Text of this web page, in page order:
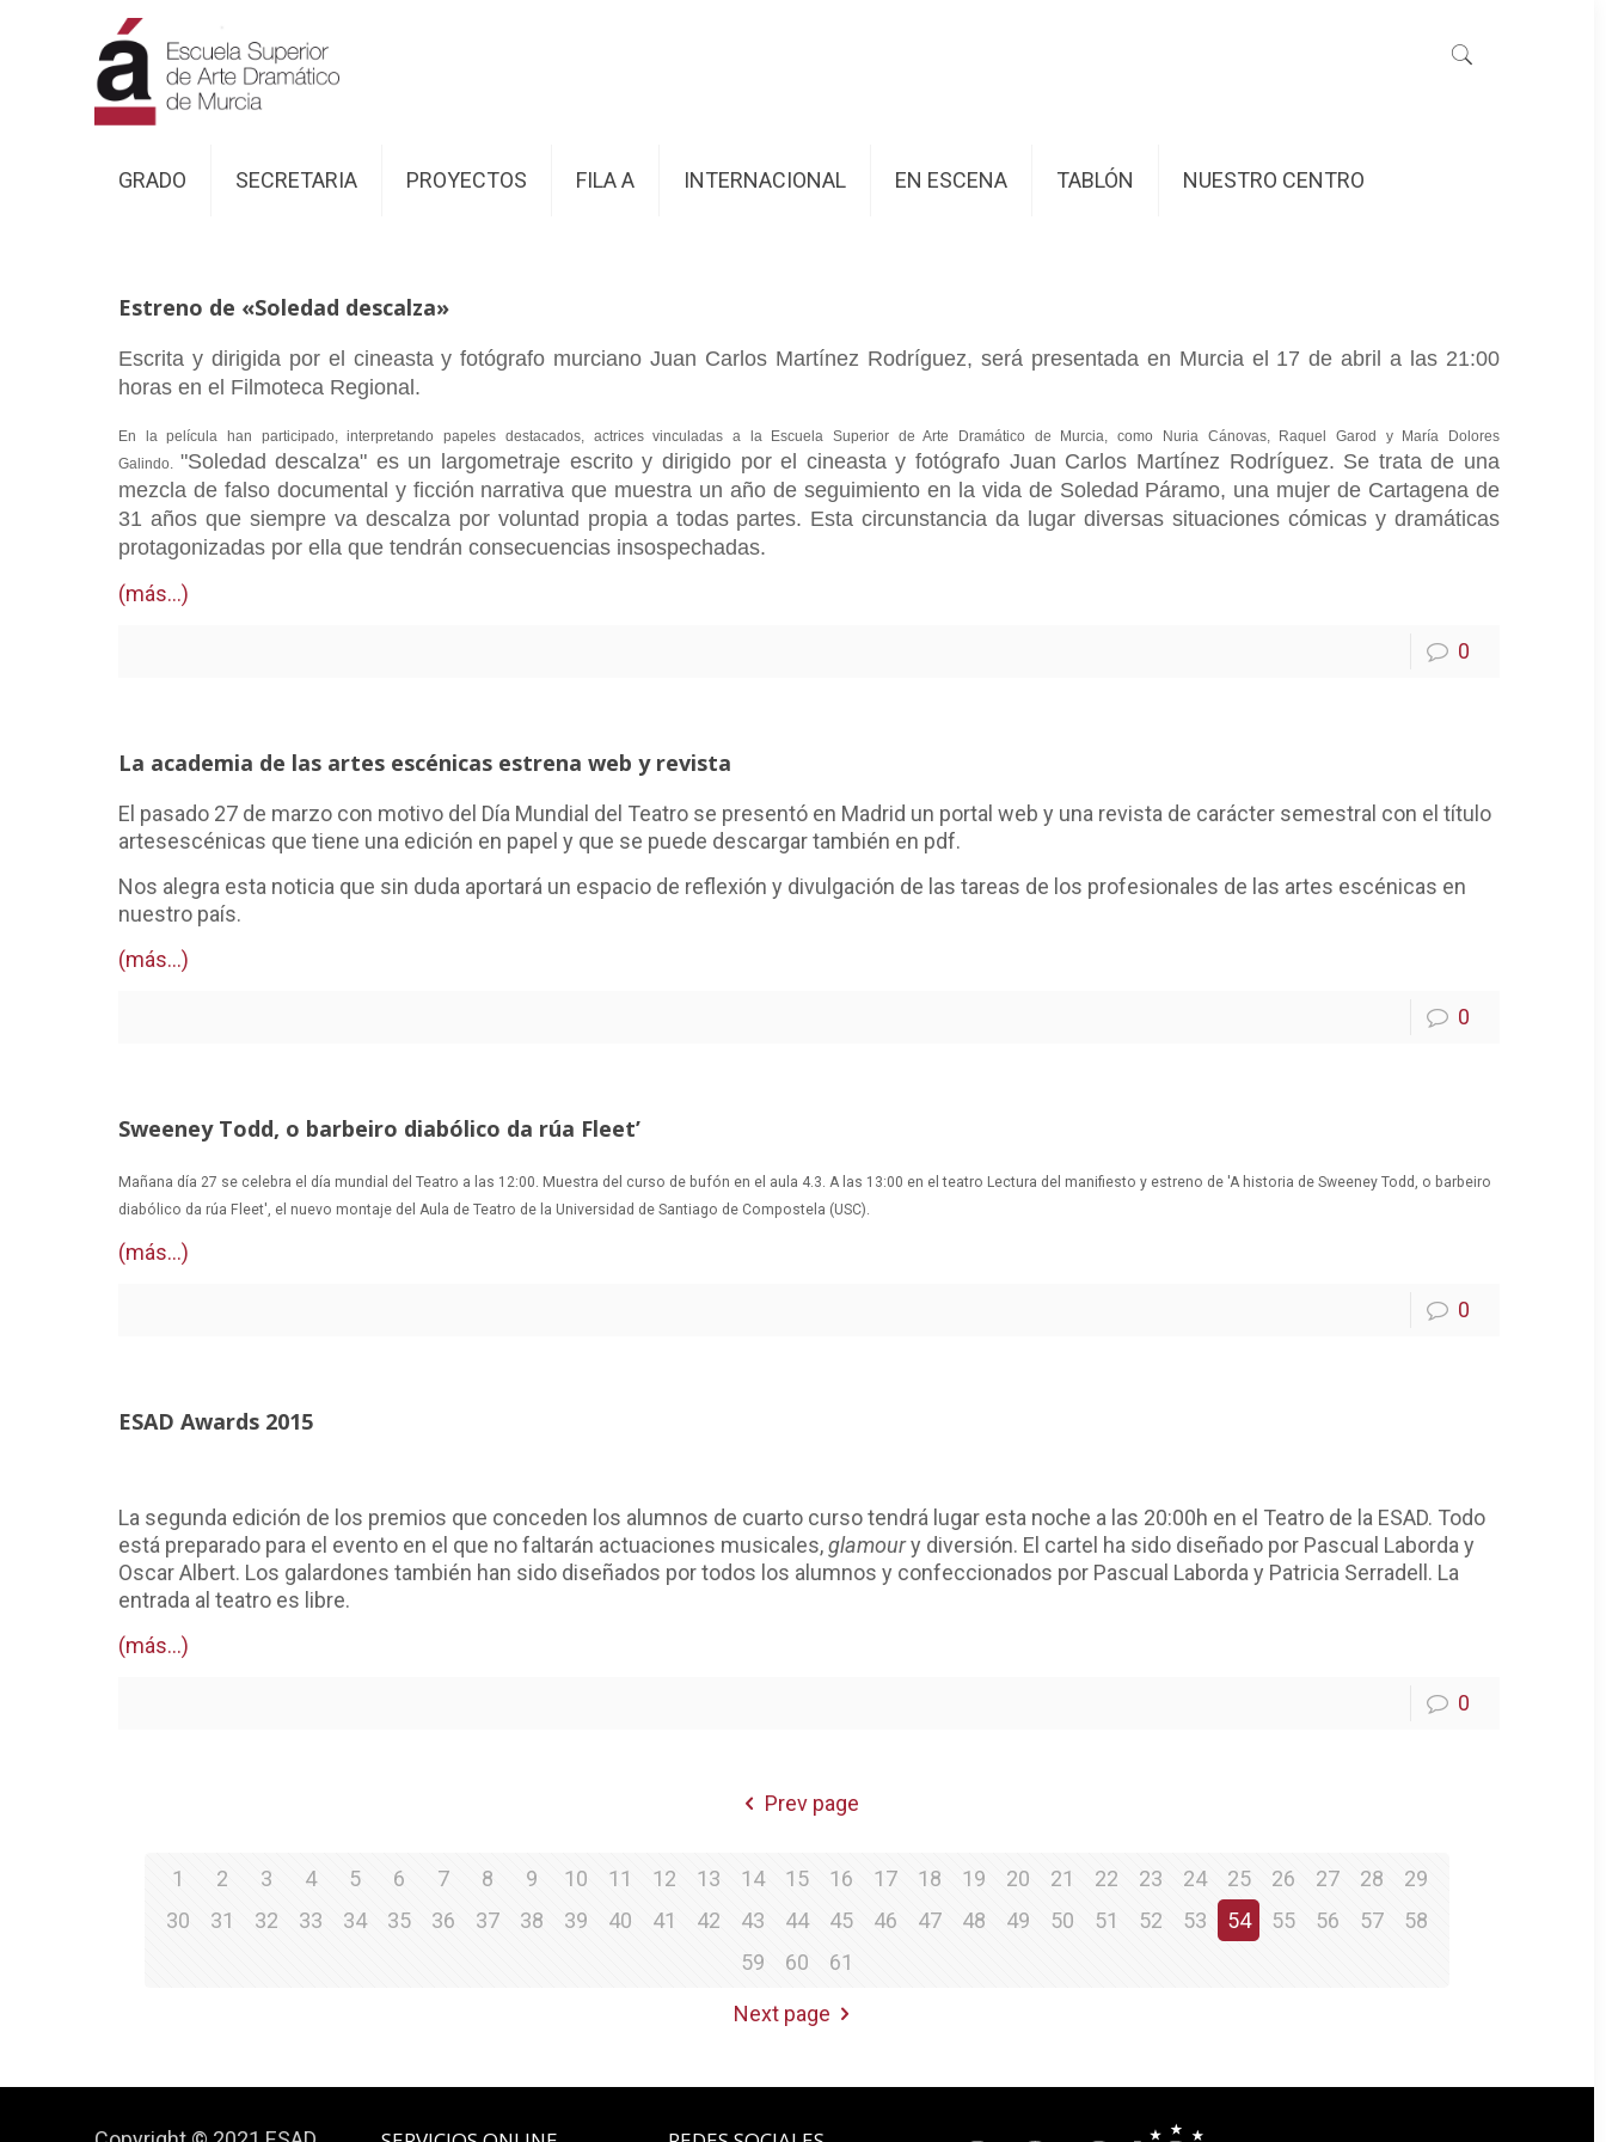
GRADO SECRETARIA PROYECTOS FILA A INTERNACIONAL EN ESCENA TABLÓN NUESTRO CENTRO
Estreno de «Soledad descalza»
Escrita y dirigida por el cineasta y fotógrafo murciano Juan Carlos Martínez Rodríguez, será presentada en Murcia el 17 de abril a las 21:00
horas en el Filmoteca Regional.
En la película han participado, interpretando papeles destacados, actrices vinculadas a la Escuela Superior de Arte Dramático de Murcia, como Nuria Cánovas, Raquel Garod y María Dolores
Galindo. "Soledad descalza" es un largometraje escrito y dirigido por el cineasta y fotógrafo Juan Carlos Martínez Rodríguez. Se trata de una
mezcla de falso documental y ficción narrativa que muestra un año de seguimiento en la vida de Soledad Páramo, una mujer de Cartagena de
31 años que siempre va descalza por voluntad propia a todas partes. Esta circunstancia da lugar diversas situaciones cómicas y dramáticas
protagonizadas por ella que tendrán consecuencias insospechadas.
(más…)
0
La academia de las artes escénicas estrena web y revista
El pasado 27 de marzo con motivo del Día Mundial del Teatro se presentó en Madrid un portal web y una revista de carácter semestral con el título
artesescénicas que tiene una edición en papel y que se puede descargar también en pdf.
Nos alegra esta noticia que sin duda aportará un espacio de reflexión y divulgación de las tareas de los profesionales de las artes escénicas en
nuestro país.
(más…)
0
Sweeney Todd, o barbeiro diabólico da rúa Fleet’
Mañana día 27 se celebra el día mundial del Teatro a las 12:00. Muestra del curso de bufón en el aula 4.3. A las 13:00 en el teatro Lectura del manifiesto y estreno de 'A historia de Sweeney Todd, o barbeiro
diabólico da rúa Fleet', el nuevo montaje del Aula de Teatro de la Universidad de Santiago de Compostela (USC).
(más…)
0
ESAD Awards 2015
La segunda edición de los premios que conceden los alumnos de cuarto curso tendrá lugar esta noche a las 20:00h en el Teatro de la ESAD. Todo
está preparado para el evento en el que no faltarán actuaciones musicales,glamoury diversión. El cartel ha sido diseñado por Pascual Laborda y
Oscar Albert. Los galardones también han sido diseñados por todos los alumnos y confeccionados por Pascual Laborda y Patricia Serradell. La
entrada al teatro es libre.
(más…)
0
Prev page
1 2 3 4 5 6 7 8 9 10 11 12 13 14 15 16 17 18 19 20 21 22 23 24 25 26 27 28
29
30
31 32 33 34 35 36 37 38 39 40 41 42 43 44 45 46 47 48 49 50 51 52 53 54 55 56 57
58
59
60 61
Next page